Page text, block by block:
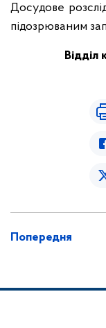
Досудове
підозрюваним
Відділ
Попередня